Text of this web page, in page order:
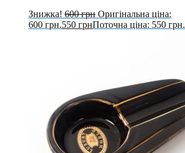
Знижка! 600грн Оригінальна ціна:
600 грн.550 грнПоточна ціна: 550 грн.